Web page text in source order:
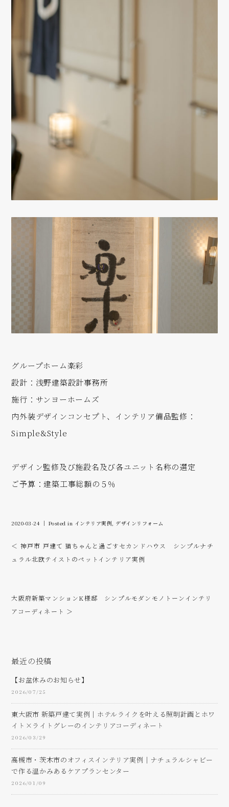
グループホーム楽彩
設計：浅野建築設計事務所
施行：サンヨーホームズ
内外装デザインコンセプト、インテリア備品監修：
Simple&Style
デザイン監修及び施設名及び各ユニット名称の選定
ご予算：建築工事総額の５％
2020-03-24 ｜ Posted in インテリア実例, デザインリフォーム
＜ 神戸市 戸建て 猫ちゃんと過ごすセカンドハウス シンプルナチ
ュラル北欧テイストのペットインテリア実例
大阪府新築マンションK様邸 シンプルモダンモノトーンインテリ
アコーディネート ＞
最近の投稿
【お盆休みのお知らせ】
2026/07/25
東大阪市 新築戸建て実例｜ホテルライクを叶える照明計画とホワ
イト×ライトグレーのインテリアコーディネート
2026/03/29
高槻市・茨木市のオフィスインテリア実例｜ナチュラルシャビー
で作る温かみあるケアプランセンター
2026/01/09